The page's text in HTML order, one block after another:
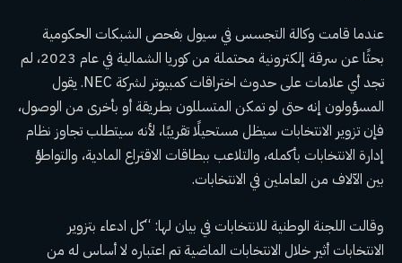
عندما قامت وكالة التجسس في سيول بفحص الشبكات الحكومية
بحثًا عن سرقة إلكترونية محتملة من كوريا الشمالية في عام 2023، لم
تجد أي علامات على حدوث اختراقات كمبيوتر لشركة NEC. يقول
المسؤولون إنه حتى لو تمكن المتسللون بطريقة أو بأخرى من الوصول،
فإن تزوير الانتخابات سيظل مستحيلًا تقريبًا، لأنه سيتطلب تجاوز نظام
إدارة الانتخابات بأكمله، والتلاعب ببطاقات الاقتراع المادية، والتواطؤ
بين الآلاف من العاملين في الانتخابات.
وقالت اللجنة الوطنية للانتخابات في بيان لها: “كل ادعاء بتزوير
الانتخابات أثير خلال الانتخابات الماضية تم اعتباره لا أساس له من